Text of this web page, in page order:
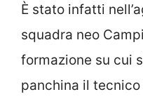
È stato infatti
squadra neo
formazione su cui
panchina il tecnico